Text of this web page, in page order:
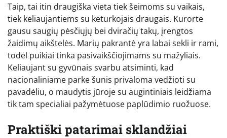
Taip, tai itin draugiška vieta tiek šeimoms su vaikais,
tiek keliaujantiems su keturkojais draugais. Kurorte
gausu saugių pėsčiųjų bei dviračių takų, įrengtos
žaidimų aikštelės. Marių pakrantė yra labai sekli ir rami,
todėl puikiai tinka pasivaikščiojimams su mažyliais.
Keliaujant su gyvūnais svarbu atsiminti, kad
nacionaliniame parke šunis privaloma vedžioti su
pavadėliu, o maudytis jūroje su augintiniais leidžiama
tik tam specialiai pažymėtuose paplūdimio ruožuose.
Praktiški patarimai sklandžiai